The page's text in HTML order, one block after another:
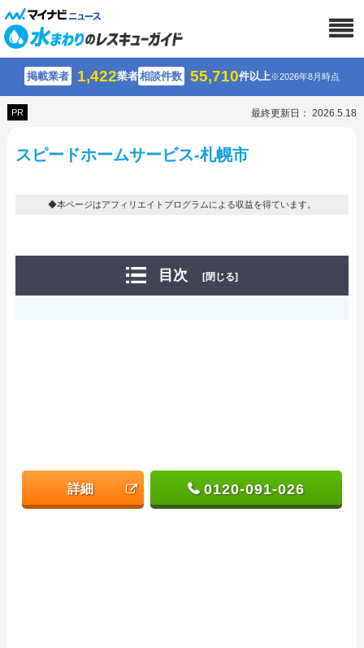
掲載業者 1,422業者相談件数 55,710件以上※2026年8月時点
PR 最終更新日： 2026.5.18
スピードホームサービス-札幌市
◆本ページはアフィリエイトプログラムによる収益を得ています。
目次 [閉じる]
詳細 0120-091-026